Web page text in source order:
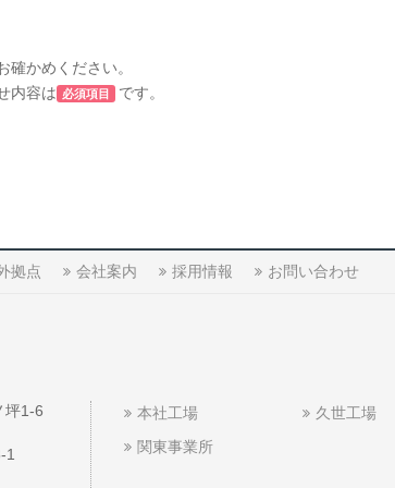
かめください。
内容は 必須項目 です。
拠点 会社案内 採用情報 お問い合わせ
坪1-6
1
本社工場
久世工場
関東事業所